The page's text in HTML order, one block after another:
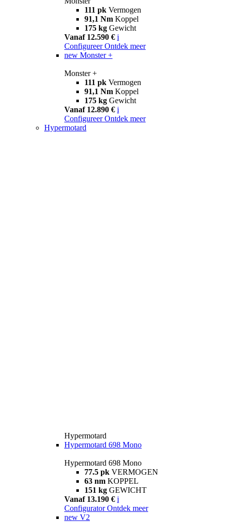
111 pk Vermogen
91,1 Nm Koppel
175 kg Gewicht
Vanaf 12.590 € i
Configureer Ontdek meer
new Monster +
Monster +
111 pk Vermogen
91,1 Nm Koppel
175 kg Gewicht
Vanaf 12.890 € i
Configureer Ontdek meer
Hypermotard
Hypermotard
Hypermotard 698 Mono
Hypermotard 698 Mono
77.5 pk VERMOGEN
63 nm KOPPEL
151 kg GEWICHT
Vanaf 13.190 € i
Configurator Ontdek meer
new V2